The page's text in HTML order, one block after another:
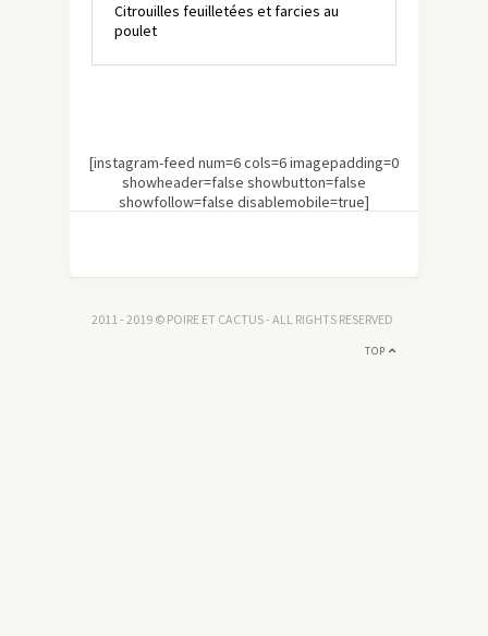
Citrouilles feuilletées et farcies au
poulet
[instagram-feed num=6 cols=6 imagepadding=0
showheader=false showbutton=false
showfollow=false disablemobile=true]
2011 - 2019 © POIRE ET CACTUS - ALL RIGHTS RESERVED
TOP